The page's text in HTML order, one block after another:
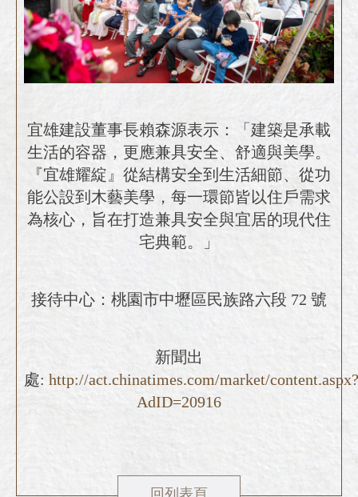
宜雄建設董事長賴森源表示：「建築是承載
生活的容器，更應兼具安全、舒適與美學。
『宜雄耀綻』從結構安全到生活細節、從功
能公設到木藝美學，每一環節皆以住戶需求
為核心，旨在打造兼具安全與宜居的現代住
宅典範。」
接待中心：桃園市中壢區民族路六段 72 號
新聞出
處: http://act.chinatimes.com/market/content.aspx?
AdID=20916